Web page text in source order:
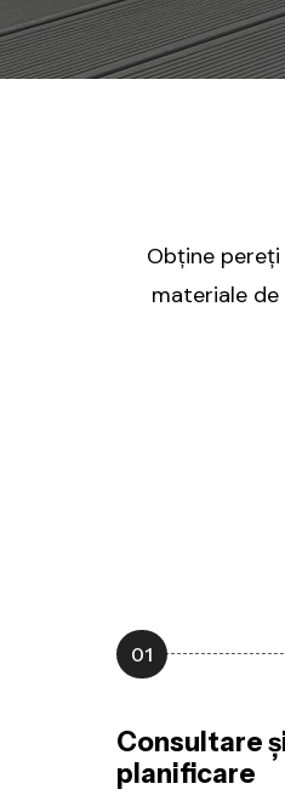
Obține
materiale
01
Consultare
planificare